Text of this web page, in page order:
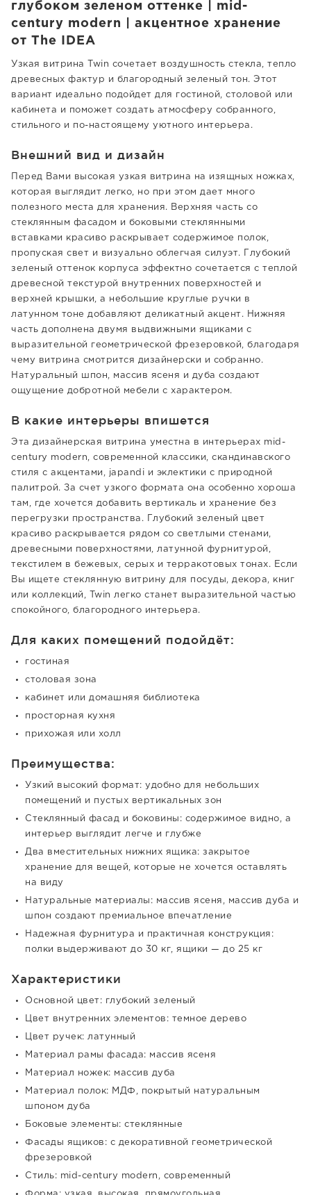
глубоком зеленом оттенке | mid-
century modern | акцентное хранение
от The IDEA
Узкая витрина Twin сочетает воздушность стекла, тепло
древесных фактур и благородный зеленый тон. Этот
вариант идеально подойдет для гостиной, столовой или
кабинета и поможет создать атмосферу собранного,
стильного и по-настоящему уютного интерьера.
Внешний вид и дизайн
Перед Вами высокая узкая витрина на изящных ножках,
которая выглядит легко, но при этом дает много
полезного места для хранения. Верхняя часть со
стеклянным фасадом и боковыми стеклянными
вставками красиво раскрывает содержимое полок,
пропуская свет и визуально облегчая силуэт. Глубокий
зеленый оттенок корпуса эффектно сочетается с теплой
древесной текстурой внутренних поверхностей и
верхней крышки, а небольшие круглые ручки в
латунном тоне добавляют деликатный акцент. Нижняя
часть дополнена двумя выдвижными ящиками с
выразительной геометрической фрезеровкой, благодаря
чему витрина смотрится дизайнерски и собранно.
Натуральный шпон, массив ясеня и дуба создают
ощущение добротной мебели с характером.
В какие интерьеры впишется
Эта дизайнерская витрина уместна в интерьерах mid-
century modern, современной классики, скандинавского
стиля с акцентами, japandi и эклектики с природной
палитрой. За счет узкого формата она особенно хороша
там, где хочется добавить вертикаль и хранение без
перегрузки пространства. Глубокий зеленый цвет
красиво раскрывается рядом со светлыми стенами,
древесными поверхностями, латунной фурнитурой,
текстилем в бежевых, серых и терракотовых тонах. Если
Вы ищете стеклянную витрину для посуды, декора, книг
или коллекций, Twin легко станет выразительной частью
спокойного, благородного интерьера.
Для каких помещений подойдёт:
гостиная
столовая зона
кабинет или домашняя библиотека
просторная кухня
прихожая или холл
Преимущества:
Узкий высокий формат: удобно для небольших
помещений и пустых вертикальных зон
Стеклянный фасад и боковины: содержимое видно, а
интерьер выглядит легче и глубже
Два вместительных нижних ящика: закрытое
хранение для вещей, которые не хочется оставлять
на виду
Натуральные материалы: массив ясеня, массив дуба и
шпон создают премиальное впечатление
Надежная фурнитура и практичная конструкция:
полки выдерживают до 30 кг, ящики — до 25 кг
Характеристики
Основной цвет: глубокий зеленый
Цвет внутренних элементов: темное дерево
Цвет ручек: латунный
Материал рамы фасада: массив ясеня
Материал ножек: массив дуба
Материал полок: МДФ, покрытый натуральным
шпоном дуба
Боковые элементы: стеклянные
Фасады ящиков: с декоративной геометрической
фрезеровкой
Стиль: mid-century modern, современный